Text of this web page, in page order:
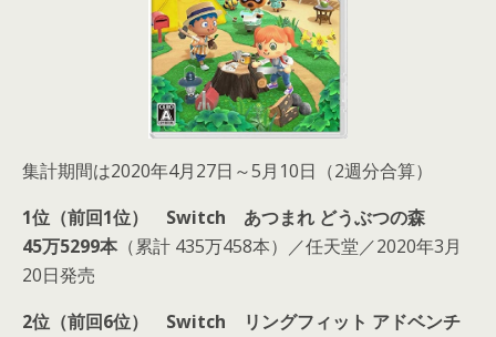
集計期間は2020年4月27日～5月10日（2週分合算）
1位（前回1位） Switch あつまれ どうぶつの森
45万5299本（累計 435万458本）／任天堂／2020年3月
20日発売
2位（前回6位） Switch リングフィット アドベンチ